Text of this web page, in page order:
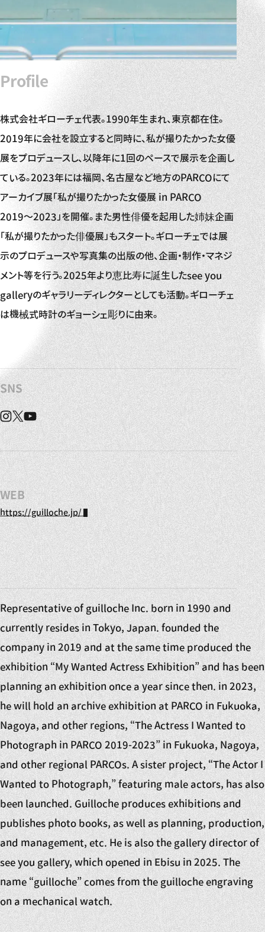
Profile
株式会社ギローチェ代表。1990年生まれ、東京都在住。
2019年に会社を設立すると同時に、私が撮りたかった女優
展をプロデュースし、以降年に1回のペースで展示を企画し
ている。2023年には福岡、名古屋など地方のPARCOにて
アーカイブ展「私が撮りたかった女優展 in PARCO
2019〜2023」を開催。また男性俳優を起用した姉妹企画
「私が撮りたかった俳優展」もスタート。ギローチェでは展
示のプロデュースや写真集の出版の他、企画・制作・マネジ
メント等を行う。2025年より恵比寿に誕生したsee you
galleryのギャラリーディレクターとしても活動。ギローチェ
は機械式時計のギョーシェ彫りに由来。
SNS
Instagram
X YouTube
WEB
https://guilloche.jp/
Representative of guilloche Inc. born in 1990 and
currently resides in Tokyo, Japan. founded the
company in 2019 and at the same time produced the
exhibition “My Wanted Actress Exhibition” and has been
planning an exhibition once a year since then. in 2023,
he will hold an archive exhibition at PARCO in Fukuoka,
Nagoya, and other regions, “The Actress I Wanted to
Photograph in PARCO 2019-2023” in Fukuoka, Nagoya,
and other regional PARCOs. A sister project, “The Actor I
Wanted to Photograph,” featuring male actors, has also
been launched. Guilloche produces exhibitions and
publishes photo books, as well as planning, production,
and management, etc. He is also the gallery director of
see you gallery, which opened in Ebisu in 2025. The
name “guilloche” comes from the guilloche engraving
on a mechanical watch.